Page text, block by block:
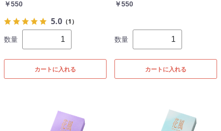
￥550
5.0 （1）
数量
カートに入れる
￥550
数量
カートに入れる